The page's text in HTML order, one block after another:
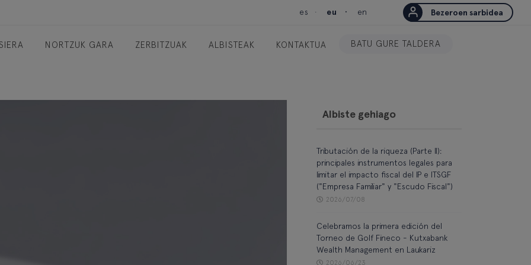
es eu en Bezeroen sarbidea
NORTZUK GARA ZERBITZUAK ALBISTEAK KONTAKTUA BATU GURE TALDERA
Albiste gehiago
Tributación de la riqueza (Parte II):
principales instrumentos legales para
limitar el impacto fiscal del IP e ITSGF
("Empresa Familiar" y "Escudo Fiscal")
2026/07/08
Celebramos la primera edición del
Torneo de Golf Fineco - Kutxabank
Wealth Management en Laukariz
2026/06/23